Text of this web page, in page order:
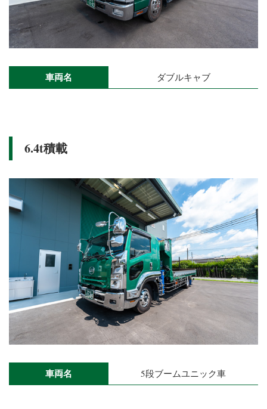
車両名 ダブルキャブ
6.4t積載
車両名 5段ブームユニック車